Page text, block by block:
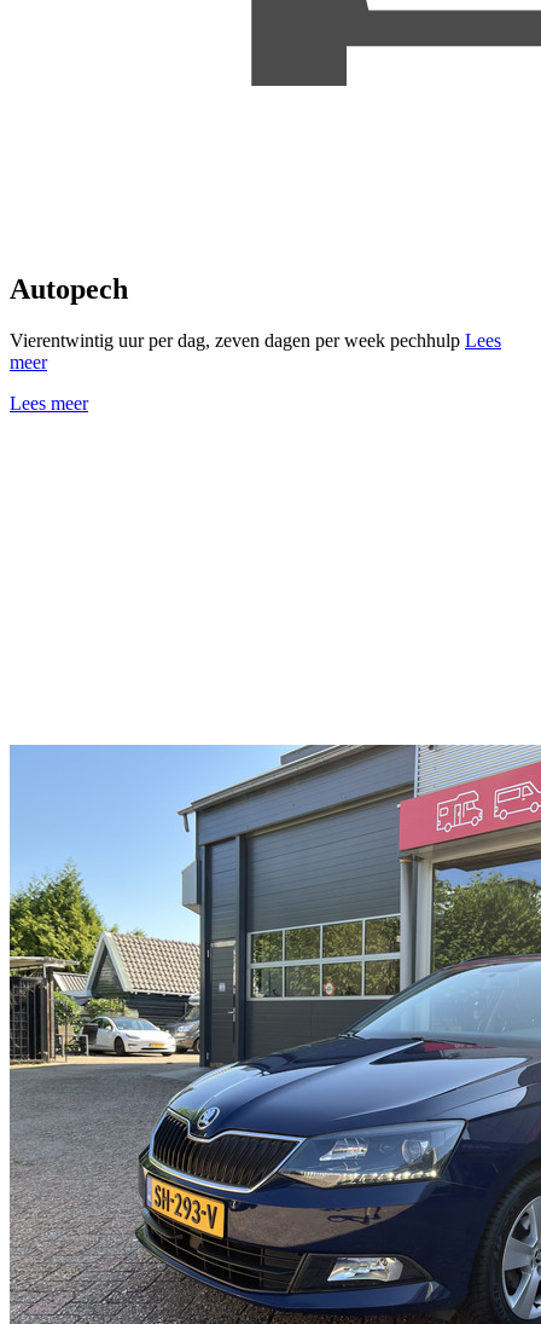
Autopech
Vierentwintig uur per dag, zeven dagen per week pechhulp Lees
meer
Lees meer